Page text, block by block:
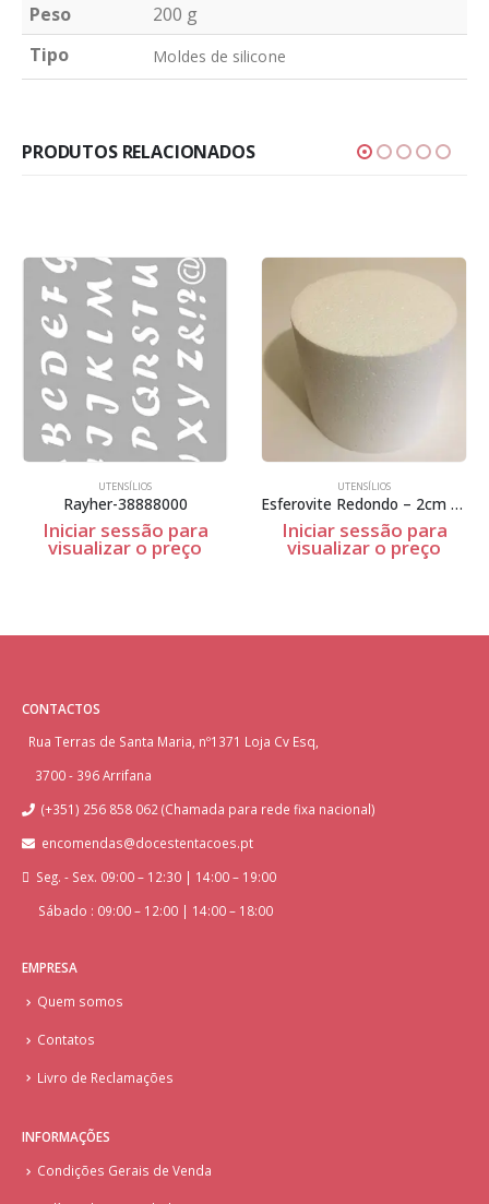
Peso
200 g
Tipo
Moldes de silicone
PRODUTOS RELACIONADOS
UTENSÍLIOS
Rayher-38888000
Iniciar sessão para
visualizar o preço
UTENSÍLIOS
Esferovite Redondo – 2cm Espessura
Iniciar sessão para
visualizar o preço
CONTACTOS
Rua Terras de Santa Maria, nº1371 Loja Cv Esq,
3700 - 396 Arrifana
(+351) 256 858 062 (Chamada para rede fixa nacional)
encomendas@docestentacoes.pt
Seg. - Sex. 09:00 – 12:30 | 14:00 – 19:00
Sábado : 09:00 – 12:00 | 14:00 – 18:00
EMPRESA
Quem somos
Contatos
Livro de Reclamações
INFORMAÇÕES
Condições Gerais de Venda